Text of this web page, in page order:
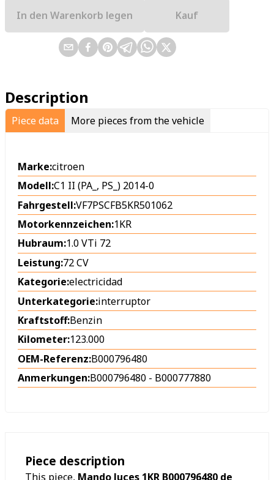
In den Warenkorb legen Kauf
Description
Piece data More pieces from the vehicle
Marke:citroen
Modell:C1 II (PA_, PS_) 2014-0
Fahrgestell:VF7PSCFB5KR501062
Motorkennzeichen:1KR
Hubraum:1.0 VTi 72
Leistung:72 CV
Kategorie:electricidad
Unterkategorie:interruptor
Kraftstoff:Benzin
Kilometer:123.000
OEM-Referenz:B000796480
Anmerkungen:B000796480 - B000777880
Piece description
This piece, Mando luces 1KR B000796480 de